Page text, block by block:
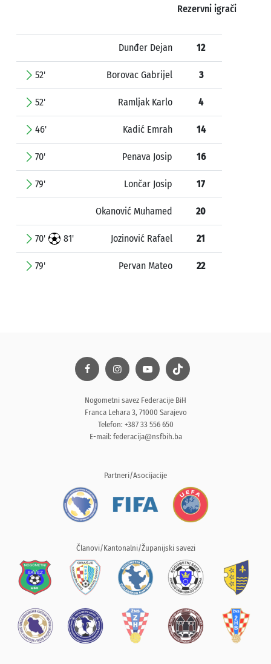
Rezervni igrači
Dunđer Dejan 12
52' Borovac Gabrijel 3
52' Ramljak Karlo 4
46' Kadić Emrah 14
70' Penava Josip 16
79' Lončar Josip 17
Okanović Muhamed 20
70' 81' Jozinović Rafael 21
79' Pervan Mateo 22
Nogometni savez Federacije BiH
Franca Lehara 3, 71000 Sarajevo
Telefon: +387 33 556 650
E-mail: federacija@nsfbih.ba
Partneri/Asocijacije
Članovi/Kantonalni/Županijski savezi